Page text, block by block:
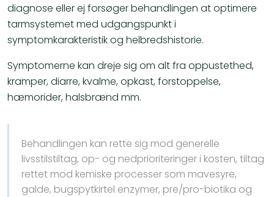
diagnose eller ej forsøger behandlingen at optimere
tarmsystemet med udgangspunkt i
symptomkarakteristik og helbredshistorie.
​Symptomerne kan dreje sig om alt fra oppustethed,
kramper, diarre, kvalme, opkast, forstoppelse,
hæmorider, halsbrænd mm.
Behandlingen kan rette sig mod generelle
livsstilstiltag, op- og nedprioriteringer i kosten, tiltag
rettet mod kemiske processer som mavesyre,
galde, bugspytkirtel enzymer, pre/pro-biotika og